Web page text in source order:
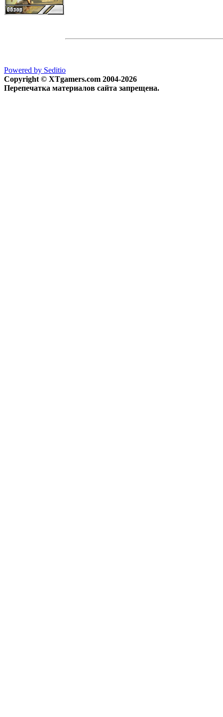
Powered by Seditio
Copyright © XTgamers.com 2004-2026
Перепечатка материалов сайта запрещена.